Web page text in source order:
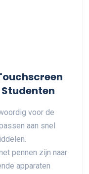
voor de
aan snel
pennen zijn naar
apparaten